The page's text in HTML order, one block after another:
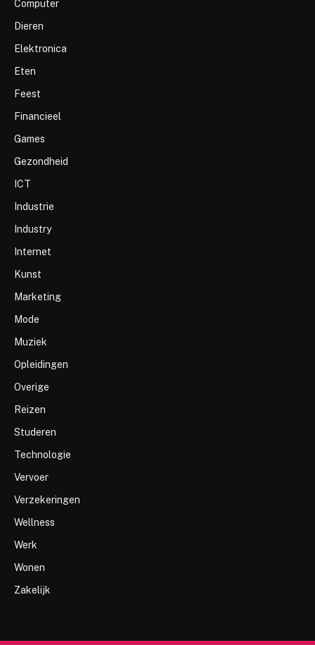
Computer
Dieren
Elektronica
Eten
Feest
Financieel
Games
Gezondheid
ICT
Industrie
Industry
Internet
Kunst
Marketing
Mode
Muziek
Opleidingen
Overige
Reizen
Studeren
Technologie
Vervoer
Verzekeringen
Wellness
Werk
Wonen
Zakelijk